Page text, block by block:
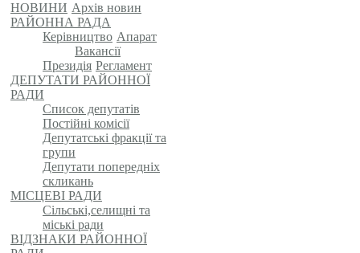
НОВИНИ Архів новин
РАЙОННА РАДА
Керівництво Апарат
Вакансії
Президія Регламент
ДЕПУТАТИ РАЙОННОЇ
РАДИ
Список депутатів
Постійні комісії
Депутатські фракції та
групи
Депутати попередніх
скликань
МІСЦЕВІ РАДИ
Сільські,селищні та
міські ради
ВІДЗНАКИ РАЙОННОЇ